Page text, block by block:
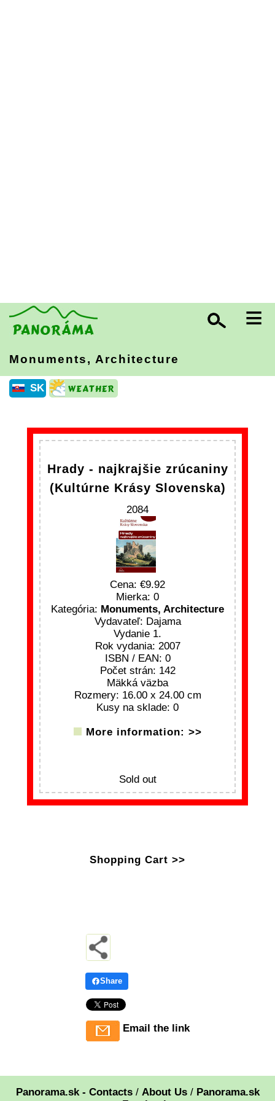
≡
Monuments, Architecture
SK
Hrady - najkrajšie zrúcaniny
(Kultúrne Krásy Slovenska)
2084
Cena:
9.92
Mierka: 0
Kategória: Monuments, Architecture
Vydavateľ: Dajama
Vydanie 1.
Rok vydania: 2007
ISBN / EAN: 0
Počet strán: 142
Mäkká väzba
Rozmery: 16.00 x 24.00 cm
Kusy na sklade: 0
More information: >>
Sold out
Shopping Cart >>
Share
Email the link
Panorama.sk - Contacts/ About Us/ Panorama.sk